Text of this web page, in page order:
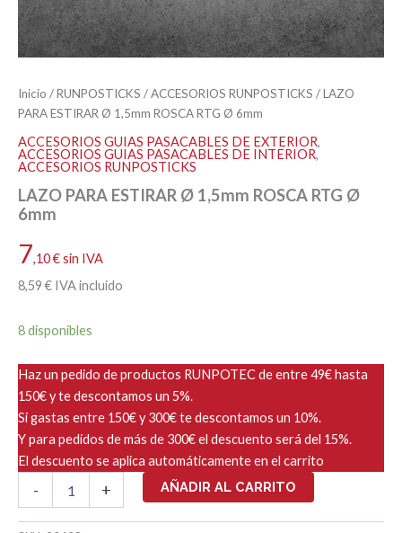
Inicio /RUNPOSTICKS /ACCESORIOS RUNPOSTICKS / LAZO
PARA ESTIRAR Ø 1,5mm ROSCA RTG Ø 6mm
ACCESORIOS GUIAS PASACABLES DE EXTERIOR,
ACCESORIOS GUIAS PASACABLES DE INTERIOR,
ACCESORIOS RUNPOSTICKS
LAZO PARA ESTIRAR Ø 1,5mm ROSCA RTG Ø
6mm
7,10€sin IVA
8,59 € IVA incluido
8 disponibles
Haz un pedido de productos RUNPOTEC de entre 49€ hasta
150€ y te descontamos un 5%.
Si gastas entre 150€ y 300€ te descontamos un 10%.
Y para pedidos de más de 300€ el descuento será del 15%.
El descuento se aplica automáticamente en el carrito
-
PARA
+ AÑADIR AL CARRITO